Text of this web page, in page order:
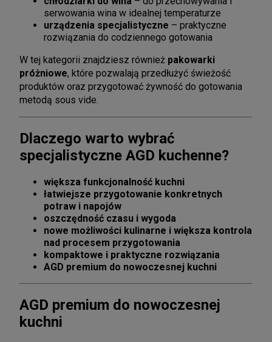
serwowania wina w idealnej temperaturze
urządzenia specjalistyczne – praktyczne
rozwiązania do codziennego gotowania
W tej kategorii znajdziesz również pakowarki
próżniowe, które pozwalają przedłużyć świeżość
produktów oraz przygotować żywność do gotowania
metodą sous vide.
Dlaczego warto wybrać
specjalistyczne AGD kuchenne?
większa funkcjonalność kuchni
łatwiejsze przygotowanie konkretnych
potraw i napojów
oszczędność czasu i wygoda
nowe możliwości kulinarne i większa kontrola
nad procesem przygotowania
kompaktowe i praktyczne rozwiązania
AGD premium do nowoczesnej kuchni
AGD premium do nowoczesnej
kuchni